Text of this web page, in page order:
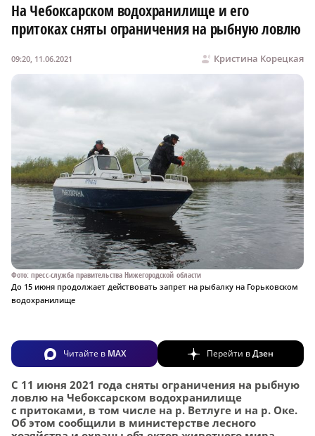
На Чебоксарском водохранилище и его
притоках сняты ограничения на рыбную ловлю
Кристина Корецкая
09:20, 11.06.2021
Фото: пресс-служба правительства Нижегородской области
До 15 июня продолжает действовать запрет на рыбалку на Горьковском
водохранилище
Читайте в MAX Перейти вДзен
С 11 июня 2021 года сняты ограничения на рыбную
ловлю на Чебоксарском водохранилище
с притоками, в том числе на р. Ветлуге и на р. Оке.
Об этом сообщили в министерстве лесного